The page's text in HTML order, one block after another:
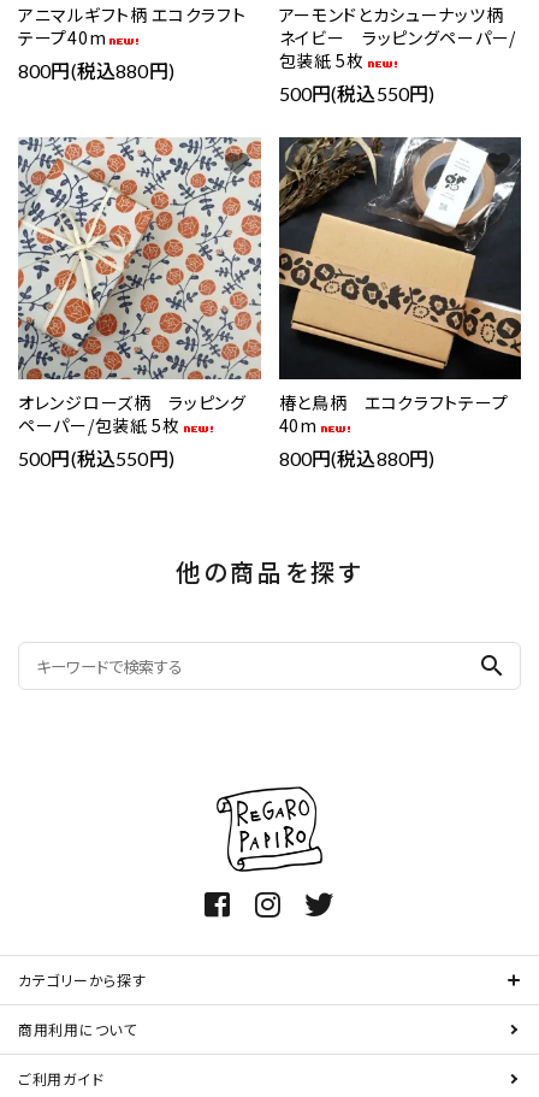
アニマルギフト柄 エコクラフト
テープ40m
800円(税込880円)
アーモンドとカシューナッツ柄
ネイビー ラッピングペーパー/
包装紙 5枚
500円(税込550円)
オレンジローズ柄 ラッピング
ペーパー/包装紙 5枚
500円(税込550円)
favorite
椿と鳥柄 エコクラフトテープ
40m
800円(税込880円)
favorite
他の商品を探す
search
カテゴリーから探す
商用利用について
ご利用ガイド